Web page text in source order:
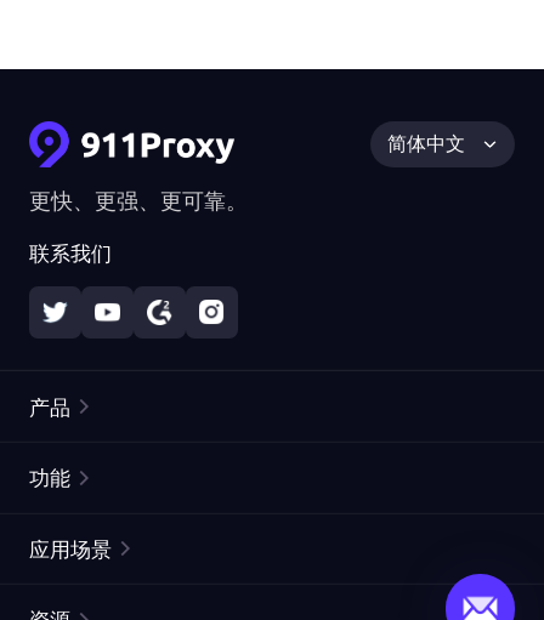
更快、更强、更可靠。
联系我们
简体中文
产品
静态住宅代理
功能
应用场景